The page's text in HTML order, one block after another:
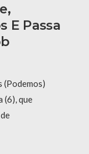
E Passa
(Podemos)
(6), que